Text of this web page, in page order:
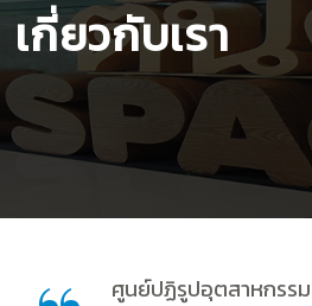
เกี่ยวกับเรา
ศูนย์ปฏิรูปอุตสาหกรร